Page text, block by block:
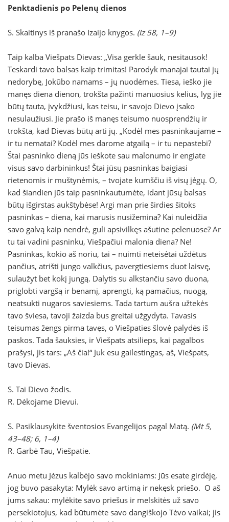
Penktadienis po Pelenų dienos
S. Skaitinys iš pranašo Izaijo knygos. (Iz 58, 1–9)
Taip kalba Viešpats Dievas: „Visa gerkle šauk, nesitausok!
Teskardi tavo balsas kaip trimitas! Parodyk manajai tautai jų
nedorybę, Jokūbo namams – jų nuodėmes. Tiesa, ieško jie
manęs diena dienon, trokšta pažinti manuosius kelius, lyg jie
būtų tauta, įvykdžiusi, kas teisu, ir savojo Dievo įsako
nesulaužiusi. Jie prašo iš manęs teisumo nuosprendžių ir
trokšta, kad Dievas būtų arti jų. „Kodėl mes pasninkaujame –
ir tu nematai? Kodėl mes darome atgailą – ir tu nepastebi?
Štai pasninko dieną jūs ieškote sau malonumo ir engiate
visus savo darbininkus! Štai jūsų pasninkas baigiasi
rietenomis ir muštynėmis, – tvojate kumščiu iš visų jėgų. O,
kad šiandien jūs taip pasninkautumėte, idant jūsų balsas
būtų išgirstas aukštybėse! Argi man prie širdies šitoks
pasninkas – diena, kai marusis nusižemina? Kai nuleidžia
savo galvą kaip nendrė, guli apsivilkęs ašutine pelenuose? Ar
tu tai vadini pasninku, Viešpačiui malonia diena? Ne!
Pasninkas, kokio aš noriu, tai – nuimti neteisėtai uždėtus
pančius, atrišti jungo valkčius, pavergtiesiems duot laisvę,
sulaužyt bet kokį jungą. Dalytis su alkstančiu savo duona,
priglobti vargšą ir benamį, aprengti, ką pamačius, nuogą,
neatsukti nugaros saviesiems. Tada tartum aušra užtekės
tavo šviesa, tavoji žaizda bus greitai užgydyta. Tavasis
teisumas žengs pirma tavęs, o Viešpaties šlovė palydės iš
paskos. Tada šauksies, ir Viešpats atsilieps, kai pagalbos
prašysi, jis tars: „Aš čia!“ Juk esu gailestingas, aš, Viešpats,
tavo Dievas.
S. Tai Dievo žodis.
R. Dėkojame Dievui.
S. Pasiklausykite šventosios Evangelijos pagal Matą. (Mt 5,
43–48; 6, 1–4)
R. Garbė Tau, Viešpatie.
Anuo metu Jėzus kalbėjo savo mokiniams: Jūs esate girdėję,
jog buvo pasakyta: Mylėk savo artimą ir nekęsk priešo. O aš
jums sakau: mylėkite savo priešus ir melskitės už savo
persekiotojus, kad būtumėte savo dangiškojo Tėvo vaikai; jis